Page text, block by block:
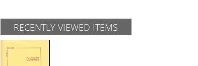
RECENTLY VIEWED ITEMS